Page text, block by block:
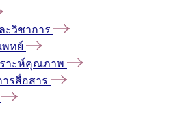
ะวิชาการ
พทย์
ราะห์คุณภาพ
รสื่อสาร